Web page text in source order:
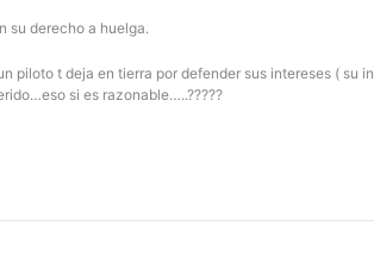
su derecho a huelga.
piloto t deja en tierra por defender sus intereses ( su
si es razonable…..?????